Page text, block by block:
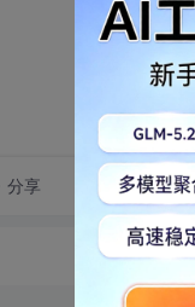
分享 转发到动态